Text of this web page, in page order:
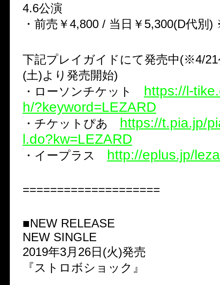
4.6公演
・前売￥4,800 / 当日￥5,300(D代別
下記プレイガイドにて発売中(※4/
(土)より発売開始)
・ローソンチケット https://l-
h/?keyword=LEZARD
・チケットぴあ https://t.pia.jp/
l.do?kw=LEZARD
・イープラス http://eplus.jp/
====================
■NEW RELEASE
NEW SINGLE
2019年3月26日(火)発売
『ストロボショック』